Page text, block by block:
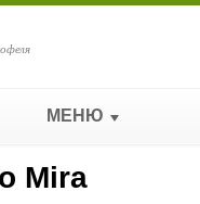
МЕНЮ
Mira